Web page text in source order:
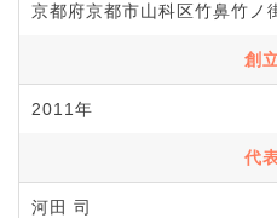
京都府京都市山科区竹鼻竹ノ
創
2011年
代
河田 司